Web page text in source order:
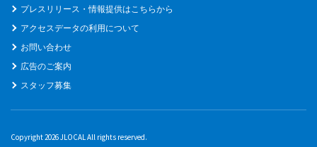
プレスリリース・情報提供はこちらから
アクセスデータの利用について
お問い合わせ
広告のご案内
スタッフ募集
Copyright 2026 JLOCAL All rights reserved.